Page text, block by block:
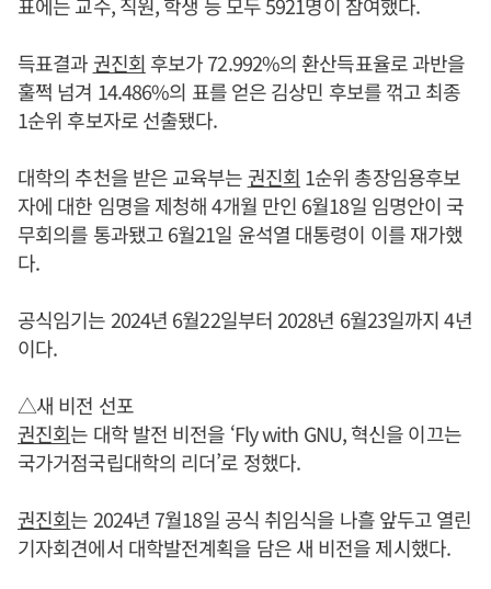
득표결과 권진회 후보가 72.992%의 환산득표율로 과반을
훌쩍 넘겨 14.486%의 표를 얻은 김상민 후보를 꺾고 최종
1순위 후보자로 선출됐다.
대학의 추천을 받은 교육부는 권진회 1순위 총장임용후보
자에 대한 임명을 제청해 4개월 만인 6월18일 임명안이 국
무회의를 통과됐고 6월21일 윤석열 대통령이 이를 재가했
다.
공식임기는 2024년 6월22일부터 2028년 6월23일까지 4년
이다.
△새 비전 선포
권진회는 대학 발전 비전을 ‘Fly with GNU, 혁신을 이끄는
국가거점국립대학의 리더’로 정했다.
권진회는 2024년 7월18일 공식 취임식을 나흘 앞두고 열린
기자회견에서 대학발전계획을 담은 새 비전을 제시했다.